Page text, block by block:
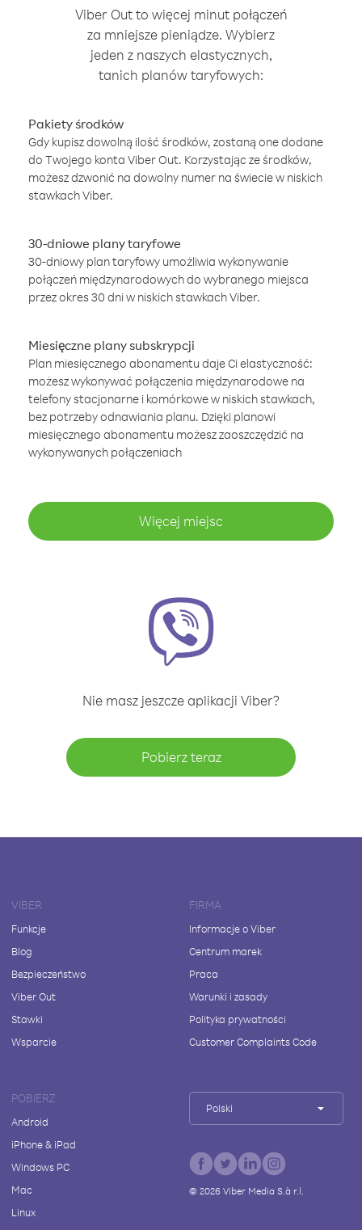
Viber Out to więcej minut połączeń
za mniejsze pieniądze. Wybierz
jeden z naszych elastycznych,
tanich planów taryfowych:
Pakiety środków
Gdy kupisz dowolną ilość środków, zostaną one dodane
do Twojego konta Viber Out. Korzystając ze środków,
możesz dzwonić na dowolny numer na świecie w niskich
stawkach Viber.
30-dniowe plany taryfowe
30-dniowy plan taryfowy umożliwia wykonywanie
połączeń międzynarodowych do wybranego miejsca
przez okres 30 dni w niskich stawkach Viber.
Miesięczne plany subskrypcji
Plan miesięcznego abonamentu daje Ci elastyczność:
możesz wykonywać połączenia międzynarodowe na
telefony stacjonarne i komórkowe w niskich stawkach,
bez potrzeby odnawiania planu. Dzięki planowi
miesięcznego abonamentu możesz zaoszczędzić na
wykonywanych połączeniach
Więcej miejsc
Nie masz jeszcze aplikacji Viber?
Pobierz teraz
VIBER
Funkcje
Blog
Bezpieczeństwo
Viber Out
Stawki
Wsparcie
FIRMA
Informacje o Viber
Centrum marek
Praca
Warunki i zasady
Polityka prywatności
Customer Complaints Code
POBIERZ
Android
iPhone & iPad
Windows PC
Mac
Linux
Polski
© 2026Viber Media S.à r.l.